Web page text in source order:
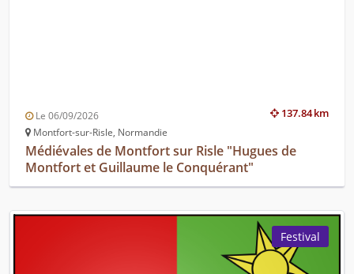
137.84 km
Le 06/09/2026
Montfort-sur-Risle, Normandie
Médiévales de Montfort sur Risle "Hugues de
Montfort et Guillaume le Conquérant"
Festival